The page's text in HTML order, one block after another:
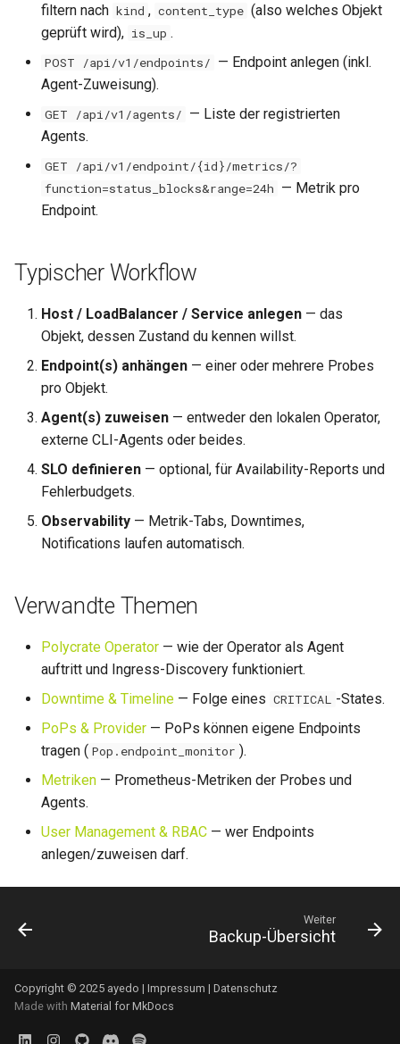
filtern nach kind , content_type (also welches Objekt
geprüft wird), is_up .
POST /api/v1/endpoints/ — Endpoint anlegen (inkl.
Agent-Zuweisung).
GET /api/v1/agents/ — Liste der registrierten
Agents.
GET /api/v1/endpoint/{id}/metrics/?
function=status_blocks&range=24h — Metrik pro
Endpoint.
Typischer Workflow
Host / LoadBalancer / Service anlegen — das
Objekt, dessen Zustand du kennen willst.
Endpoint(s) anhängen — einer oder mehrere Probes
pro Objekt.
Agent(s) zuweisen — entweder den lokalen Operator,
externe CLI-Agents oder beides.
SLO definieren — optional, für Availability-Reports und
Fehlerbudgets.
Observability — Metrik-Tabs, Downtimes,
Notifications laufen automatisch.
Verwandte Themen
Polycrate Operator — wie der Operator als Agent
auftritt und Ingress-Discovery funktioniert.
Downtime & Timeline — Folge eines CRITICAL -States.
PoPs & Provider — PoPs können eigene Endpoints
tragen ( Pop.endpoint_monitor ).
Metriken — Prometheus-Metriken der Probes und
Agents.
User Management & RBAC — wer Endpoints
anlegen/zuweisen darf.
Weiter
Backup-Übersicht
Copyright © 2025 ayedo | Impressum | Datenschutz
Made with Material for MkDocs